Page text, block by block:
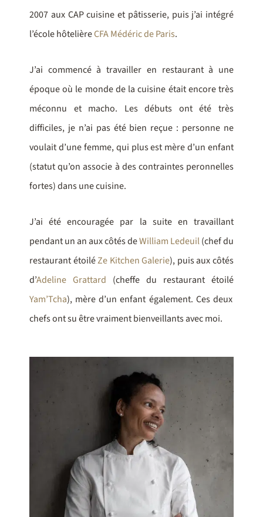
2007 aux CAP cuisine et pâtisserie, puis j’ai intégré
l’école hôtelièreCFA Médéric de Paris.
J’ai commencé à travailler en restaurant à une
époque où le monde de la cuisine était encore très
méconnu et macho. Les débuts ont été très
difficiles, je n’ai pas été bien reçue : personne ne
voulait d’une femme, qui plus est mère d’un enfant
(statut qu’on associe à des contraintes peronnelles
fortes) dans une cuisine.
J’ai été encouragée par la suite en travaillant
pendant un an aux côtés deWilliam Ledeuil(chef du
restaurant étoiléZe Kitchen Galerie), puis aux côtés
d’Adeline Grattard (cheffe du restaurant étoilé
Yam’Tcha), mère d’un enfant également. Ces deux
chefs ont su être vraiment bienveillants avec moi.